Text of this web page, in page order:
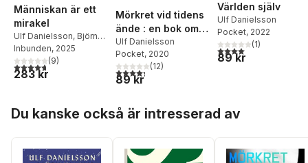
Människan är ett
mirakel
Ulf Danielsson, Björn
Ranelid
Inbunden, 2025
4,7utav 5 stjärnor. Totalt antal röster:
(9)
283 kr
Mörkret vid tidens
ände : en bok om
universums mörka
sida
Ulf Danielsson
Pocket, 2020
4,3utav 5 stjärnor. Totalt antal röster:
(12)
89 kr
Världen själv
Ulf Danielsson
Pocket, 2022
4,0utav 5 stjärnor.
(1)
89 kr
Du kanske också är intresserad av